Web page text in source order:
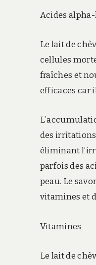
Acides
Le lait de
cellules
fraîches et
efficaces car
des
éliminant
parfois des
peau. Le
vitamines et
Vitamines
Le lait de